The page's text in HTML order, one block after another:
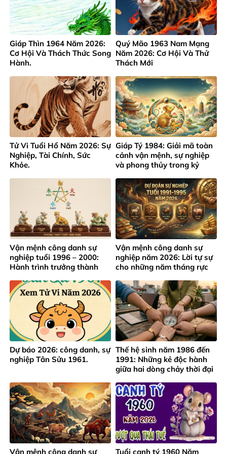
Giáp Thìn 1964 Năm 2026:
Cơ Hội Và Thách Thức Song
Hành.
Quý Mão 1963 Nam Mạng
Năm 2026: Cơ Hội Và Thử
Thách Mới
Tử Vi Tuổi Hổ Năm 2026: Sự
Nghiệp, Tài Chính, Sức
Khỏe.
Giáp Tý 1984: Giải mã toàn
cảnh vận mệnh, sự nghiệp
và phong thủy trong kỷ
Vận mệnh công danh sự
nghiệp tuổi 1996 – 2000:
Hành trình trưởng thành
Vận mệnh công danh sự
nghiệp năm 2026: Lời tự sự
cho những năm tháng rực
Dự báo 2026: công danh, sự
nghiệp Tân Sửu 1961.
Thế hệ sinh năm 1986 đến
1991: Những kẻ độc hành
giữa hai dòng chảy thời đại
Vận mệnh công danh sự Tuổi canh tý 1960 Năm